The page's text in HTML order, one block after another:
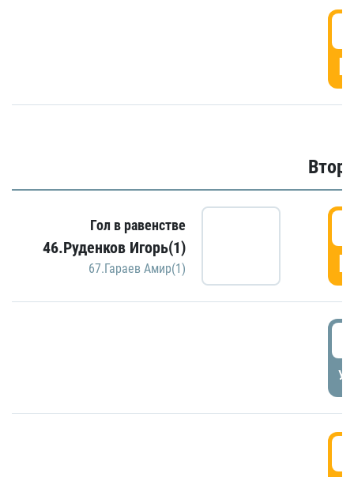
Гол в равенстве
46.Руденков Игорь(1)
67.Гараев Амир(1)